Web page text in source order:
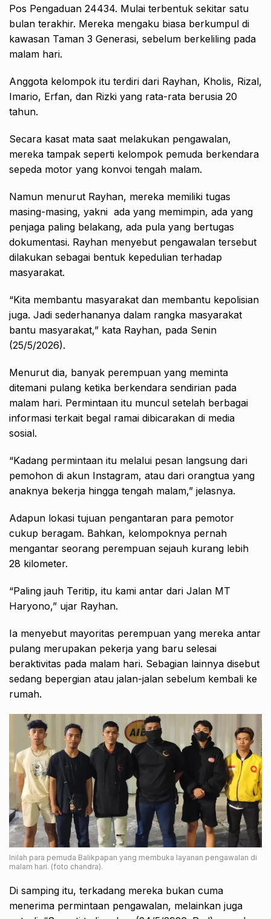
Pos Pengaduan 24434. Mulai terbentuk sekitar satu
bulan terakhir. Mereka mengaku biasa berkumpul di
kawasan Taman 3 Generasi, sebelum berkeliling pada
malam hari.
Anggota kelompok itu terdiri dari Rayhan, Kholis, Rizal,
Imario, Erfan, dan Rizki yang rata-rata berusia 20
tahun.
Secara kasat mata saat melakukan pengawalan,
mereka tampak seperti kelompok pemuda berkendara
sepeda motor yang konvoi tengah malam.
Namun menurut Rayhan, mereka memiliki tugas
masing-masing, yakni ada yang memimpin, ada yang
penjaga paling belakang, ada pula yang bertugas
dokumentasi. Rayhan menyebut pengawalan tersebut
dilakukan sebagai bentuk kepedulian terhadap
masyarakat.
“Kita membantu masyarakat dan membantu kepolisian
juga. Jadi sederhananya dalam rangka masyarakat
bantu masyarakat,” kata Rayhan, pada Senin
(25/5/2026).
Menurut dia, banyak perempuan yang meminta
ditemani pulang ketika berkendara sendirian pada
malam hari. Permintaan itu muncul setelah berbagai
informasi terkait begal ramai dibicarakan di media
sosial.
“Kadang permintaan itu melalui pesan langsung dari
pemohon di akun Instagram, atau dari orangtua yang
anaknya bekerja hingga tengah malam,” jelasnya.
Adapun lokasi tujuan pengantaran para pemotor
cukup beragam. Bahkan, kelompoknya pernah
mengantar seorang perempuan sejauh kurang lebih
28 kilometer.
“Paling jauh Teritip, itu kami antar dari Jalan MT
Haryono,” ujar Rayhan.
Ia menyebut mayoritas perempuan yang mereka antar
pulang merupakan pekerja yang baru selesai
beraktivitas pada malam hari. Sebagian lainnya disebut
sedang bepergian atau jalan-jalan sebelum kembali ke
rumah.
Inilah para pemuda Balikpapan yang membuka layanan pengawalan di
malam hari. (foto chandra).
Di samping itu, terkadang mereka bukan cuma
menerima permintaan pengawalan, melainkan juga